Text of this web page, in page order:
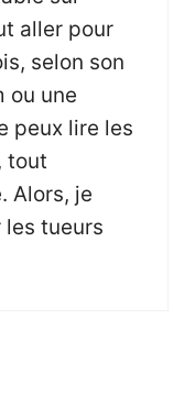
aller pour
selon son
ou une
peux lire les
tout
Alors, je
les tueurs